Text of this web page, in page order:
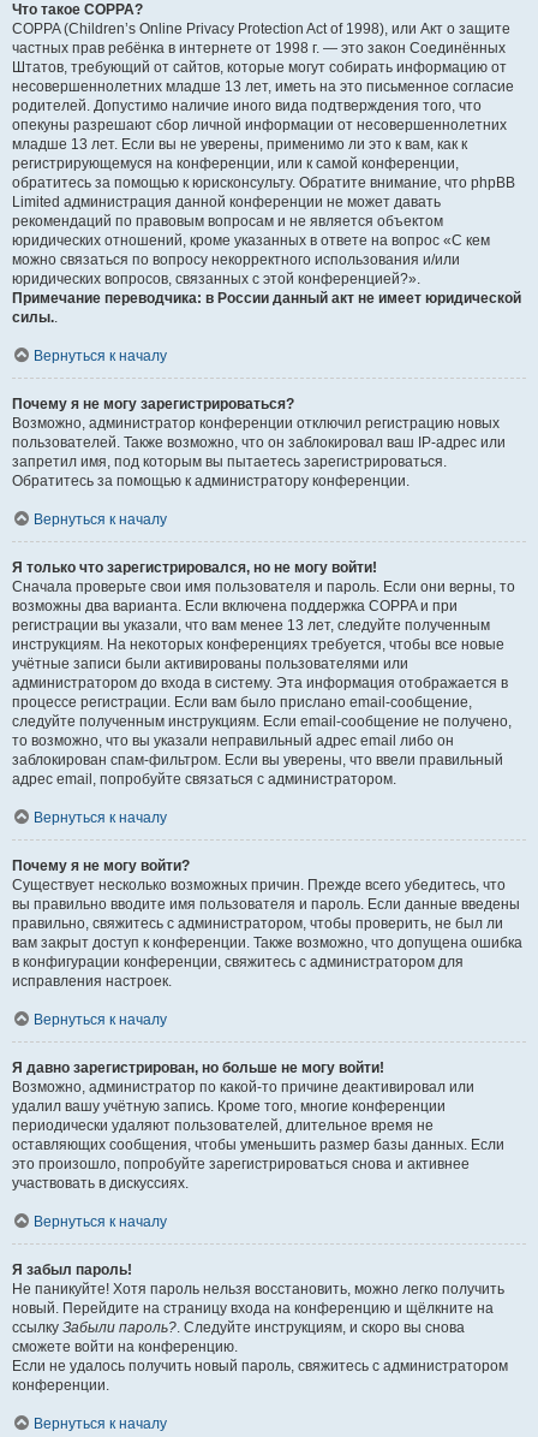
Что такое COPPA?
COPPA (Children’s Online Privacy Protection Act of 1998), или Акт о защите
частных прав ребёнка в интернете от 1998 г. — это закон Соединённых
Штатов, требующий от сайтов, которые могут собирать информацию от
несовершеннолетних младше 13 лет, иметь на это письменное согласие
родителей. Допустимо наличие иного вида подтверждения того, что
опекуны разрешают сбор личной информации от несовершеннолетних
младше 13 лет. Если вы не уверены, применимо ли это к вам, как к
регистрирующемуся на конференции, или к самой конференции,
обратитесь за помощью к юрисконсульту. Обратите внимание, что phpBB
Limited администрация данной конференции не может давать
рекомендаций по правовым вопросам и не является объектом
юридических отношений, кроме указанных в ответе на вопрос «С кем
можно связаться по вопросу некорректного использования и/или
юридических вопросов, связанных с этой конференцией?».
Примечание переводчика: в России данный акт не имеет юридической
силы..
Вернуться к началу
Почему я не могу зарегистрироваться?
Возможно, администратор конференции отключил регистрацию новых
пользователей. Также возможно, что он заблокировал ваш IP-адрес или
запретил имя, под которым вы пытаетесь зарегистрироваться.
Обратитесь за помощью к администратору конференции.
Вернуться к началу
Я только что зарегистрировался, но не могу войти!
Сначала проверьте свои имя пользователя и пароль. Если они верны, то
возможны два варианта. Если включена поддержка COPPA и при
регистрации вы указали, что вам менее 13 лет, следуйте полученным
инструкциям. На некоторых конференциях требуется, чтобы все новые
учётные записи были активированы пользователями или
администратором до входа в систему. Эта информация отображается в
процессе регистрации. Если вам было прислано email-сообщение,
следуйте полученным инструкциям. Если email-сообщение не получено,
то возможно, что вы указали неправильный адрес email либо он
заблокирован спам-фильтром. Если вы уверены, что ввели правильный
адрес email, попробуйте связаться с администратором.
Вернуться к началу
Почему я не могу войти?
Существует несколько возможных причин. Прежде всего убедитесь, что
вы правильно вводите имя пользователя и пароль. Если данные введены
правильно, свяжитесь с администратором, чтобы проверить, не был ли
вам закрыт доступ к конференции. Также возможно, что допущена ошибка
в конфигурации конференции, свяжитесь с администратором для
исправления настроек.
Вернуться к началу
Я давно зарегистрирован, но больше не могу войти!
Возможно, администратор по какой-то причине деактивировал или
удалил вашу учётную запись. Кроме того, многие конференции
периодически удаляют пользователей, длительное время не
оставляющих сообщения, чтобы уменьшить размер базы данных. Если
это произошло, попробуйте зарегистрироваться снова и активнее
участвовать в дискуссиях.
Вернуться к началу
Я забыл пароль!
Не паникуйте! Хотя пароль нельзя восстановить, можно легко получить
новый. Перейдите на страницу входа на конференцию и щёлкните на
ссылку Забыли пароль?. Следуйте инструкциям, и скоро вы снова
сможете войти на конференцию.
Если не удалось получить новый пароль, свяжитесь с администратором
конференции.
Вернуться к началу